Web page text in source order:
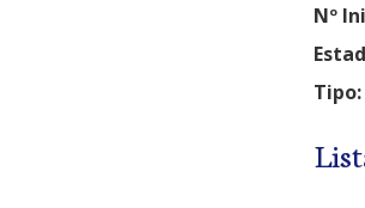
Nº
Tipo: